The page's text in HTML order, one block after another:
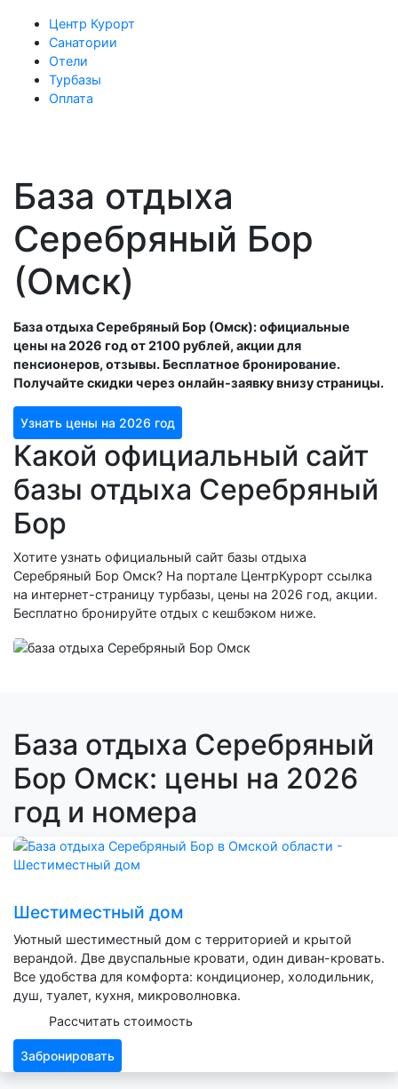
Центр Курорт
Санатории
Отели
Турбазы
Оплата
База отдыха
Серебряный Бор
(Омск)
База отдыха Серебряный Бор (Омск): официальные
цены на 2026 год от 2100 рублей, акции для
пенсионеров, отзывы. Бесплатное бронирование.
Получайте скидки через онлайн-заявку внизу страницы.
Узнать цены на 2026 год
Какой официальный сайт
базы отдыха Серебряный
Бор
Хотите узнать официальный сайт базы отдыха
Серебряный Бор Омск? На портале ЦентрКурорт ссылка
на интернет-страницу турбазы, цены на 2026 год, акции.
Бесплатно бронируйте отдых с кешбэком ниже.
База отдыха Серебряный
Бор Омск: цены на 2026
год и номера
Шестиместный дом
Уютный шестиместный дом с территорией и крытой
верандой. Две двуспальные кровати, один диван-кровать.
Все удобства для комфорта: кондиционер, холодильник,
душ, туалет, кухня, микроволновка.
Рассчитать стоимость
Забронировать